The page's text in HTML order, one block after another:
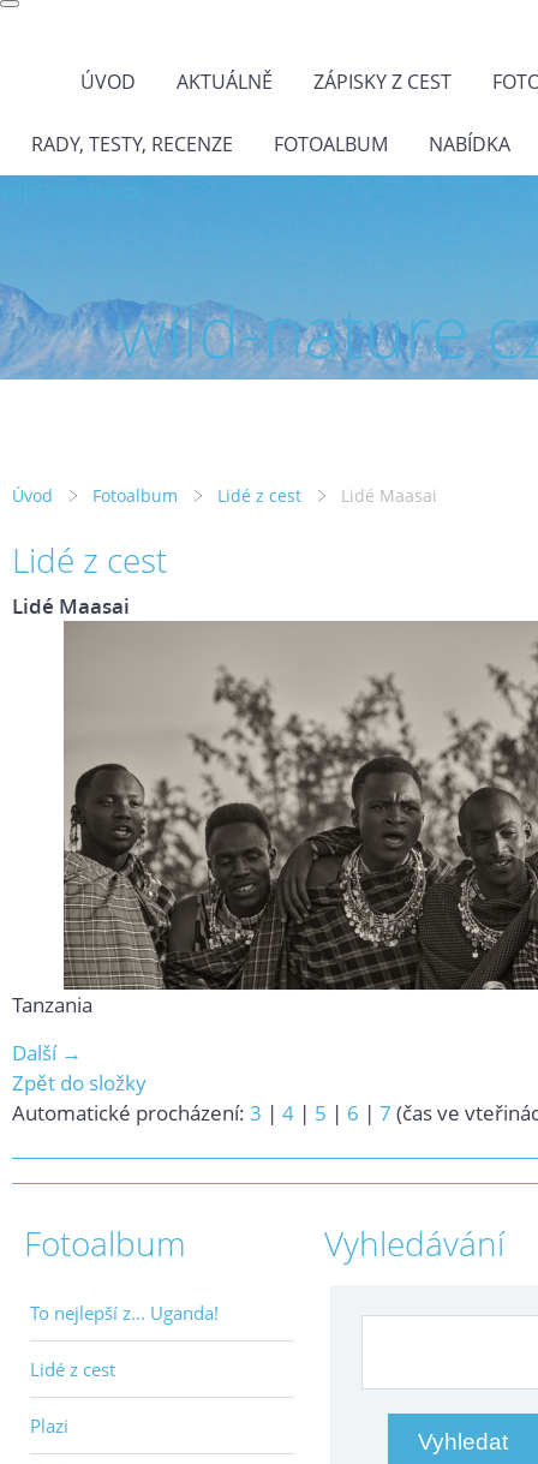
ÚVOD AKTUÁLNĚ ZÁPISKY Z CEST
RADY, TESTY, RECENZE FOTOALBUM NABÍDKA
wild-
Úvod Fotoalbum Lidé z cest Lidé Maasai
Lidé z cest
Lidé Maasai
Tanzania
Další →
Zpět do složky
Automatické procházení: 3 | 4 | 5 | 6 | 7 (čas ve
Fotoalbum
To nejlepší z... Uganda!
Lidé z cest
Plazi
Vyhledávání